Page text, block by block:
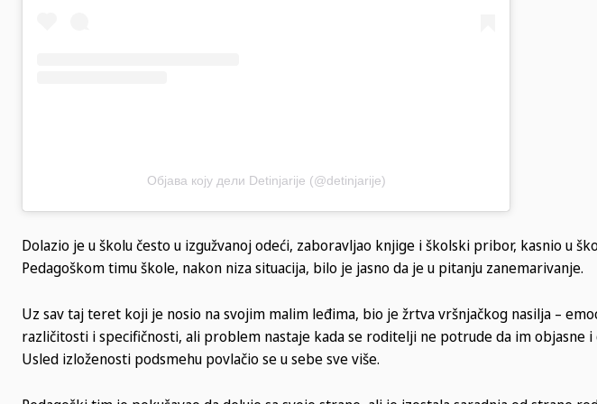
Објава коју дели Detinjarije (@detinjarije)
Dolazio je u školu često u izgužvanoj odeći, zaboravljao knjige i školski pribor, kasnio u
Pedagoškom timu škole, nakon niza situacija, bilo je jasno da je u pitanju zanemarivanje.
Uz sav taj teret koji je nosio na svojim malim leđima, bio je žrtva vršnjačkog nasilja –
različitosti i specifičnosti, ali problem nastaje kada se roditelji ne potrude da im objasne
Usled izloženosti podsmehu povlačio se u sebe sve više.